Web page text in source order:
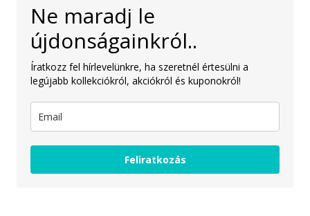
Ne maradj le
újdonságainkról..
Íratkozz fel hírlevelünkre, ha szeretnél értesülni a
legújabb kollekciókról, akciókról és kuponokról!
Feliratkozás